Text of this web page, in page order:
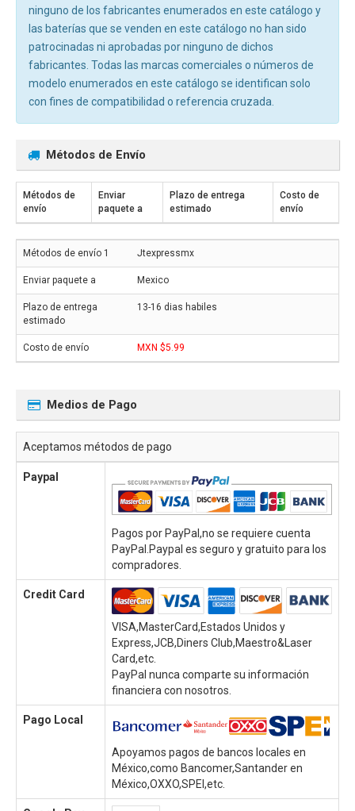
ninguno de los fabricantes enumerados en este catálogo y
las baterías que se venden en este catálogo no han sido
patrocinadas ni aprobadas por ninguno de dichos
fabricantes. Todas las marcas comerciales o números de
modelo enumerados en este catálogo se identifican solo
con fines de compatibilidad o referencia cruzada.
Métodos de Envío
Métodos de
envío
Enviar
paquete a
Plazo de entrega
estimado
Costo de
envío
Jtexpressmx
Mexico
13-16 dias habiles
MXN $5.99
Medios de Pago
Aceptamos métodos de pago
Paypal
Pagos por PayPal,no se requiere cuenta
PayPal.Paypal es seguro y gratuito para los
compradores.
Credit Card
VISA,MasterCard,Estados Unidos y
Express,JCB,Diners Club,Maestro&Laser
Card,etc.
PayPal nunca comparte su información
financiera con nosotros.
Pago Local
Apoyamos pagos de bancos locales en
México,como Bancomer,Santander en
México,OXXO,SPEI,etc.